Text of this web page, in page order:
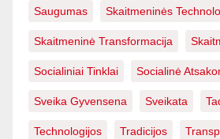
Saugumas Skaitmeninės
Skaitmeninė Transformacija
Socialiniai Tinklai Socialinė
Sveika Gyvensena Sveikata
Technologijos Tradicijos